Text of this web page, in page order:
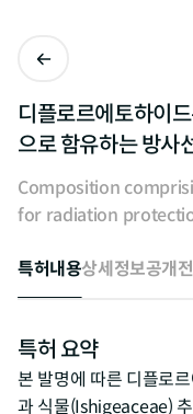
디플로르에토하이
으로 함유하는 방사
Composition
for radiation
특허내용상세정보공개
특허 요약
본 발명에 따른 디플로
과 식물(Ishigeaceae)